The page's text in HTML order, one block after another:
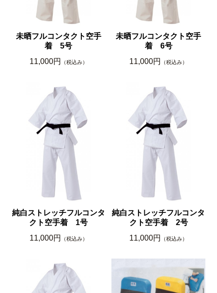
未晒フルコンタクト空手
着 5号
11,000円
（税込み）
未晒フルコンタクト空手
着 6号
11,000円
（税込み）
純白ストレッチフルコンタ
クト空手着 1号
11,000円
（税込み）
純白ストレッチフルコンタ
クト空手着 2号
11,000円
（税込み）